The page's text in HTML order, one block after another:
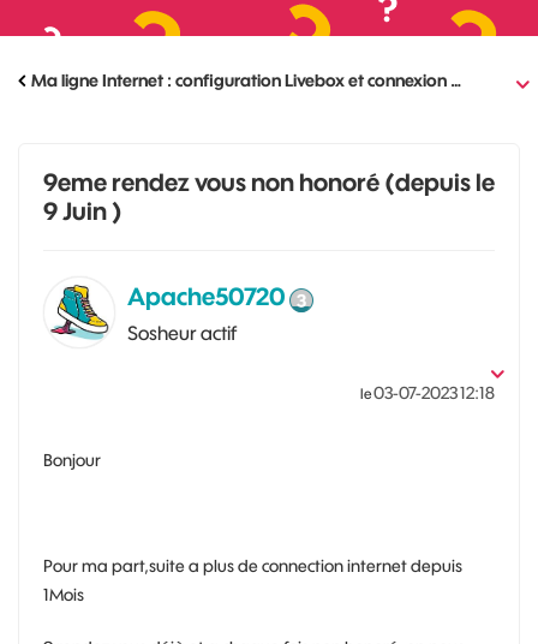
Ma ligne Internet : configuration Livebox et connexion …
9eme rendez vous non honoré (depuis le
9 Juin )
Apache50720
Sosheur actif
le‎03-07-202312:18
Bonjour
Pour ma part,suite a plus de connection internet depuis
1Mois